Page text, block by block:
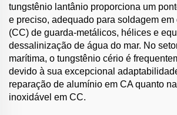
tungstênio lantânio proporciona um
e preciso, adequado para soldagem em
(CC) de guarda-metálicos, hélices e
dessalinização de água do mar. No
marítima, o tungstênio cério é
devido à sua excepcional
reparação de alumínio em CA quanto
inoxidável em CC.